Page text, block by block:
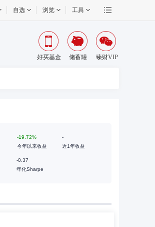
自选 浏览 工具
好买基金 储蓄罐 臻财VIP
-19.72%
今年以来收益
-
近1年收益
-0.37
年化Sharpe